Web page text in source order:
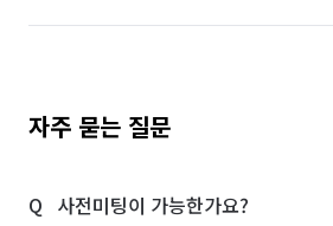
자주 묻는 질문
사전미팅이 가능한가요?